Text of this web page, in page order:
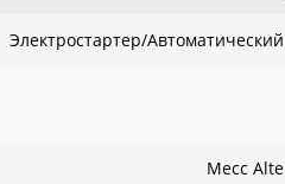
Электростартер/Автоматический
Mecc Alte